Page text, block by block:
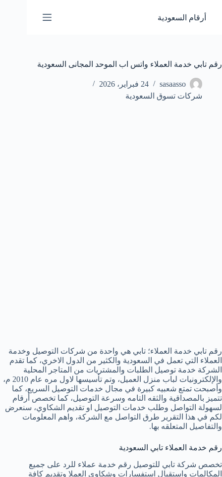
المحتوى
أرقام السعودية
رقم تابي خدمة العملاء واتس اب الموحد المجانى السعودية
sasaasso
24 فبراير، 2026
شركات تسوق السعودية
رقم تابي خدمة العملاء؛ تابي هي واحدة من شركات التوصيل وخدمة
العملاء التي تعمل في السعودية والكثير من الدول الاخري، كما تقدم
الشركة خدمة توصيل الطلبات والمشتريات من المتاجر المحلية
والإلكترونيات لباب منزل العميل، وتم تأسيسها لاول مره عام 2010 م،
وأصبحت تمتع شعبيه كبيرة في مجال خدمات التوصيل السريع، كما
تتميز بالمصداقية والثقه التامه وسرعة التوصيل، كما تخصص أرقام
لسهولة التواصل وطلب خدمات التوصيل او تقديم الشكاوي، سنعرض
لكم في هذا التقرير طرق التواصل مع الشركة، واهم المعلومات
والتفاصيل المتعلقه بها.
رقم خدمة العملاء تابي السعودية
تخصص شركة تابي للتوصيل رقم خدمة عملاء للرد على جميع
المكالمات واستقبال استفسارات وشكاوي العملا وتقديم كافة